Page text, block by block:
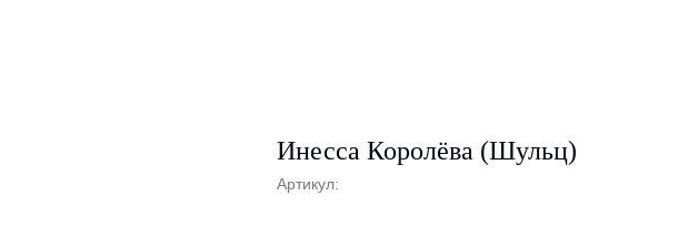
Инесса Королёва (Шульц)
Артикул: